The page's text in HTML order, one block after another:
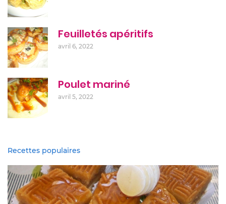
Feuilletés apéritifs
avril 6, 2022
Poulet mariné
avril 5, 2022
Recettes populaires